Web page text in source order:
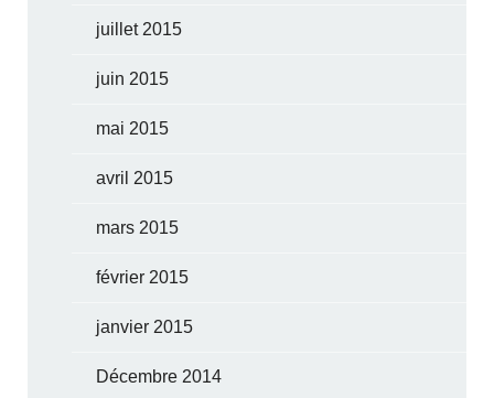
juillet 2015
juin 2015
mai 2015
avril 2015
mars 2015
février 2015
janvier 2015
Décembre 2014